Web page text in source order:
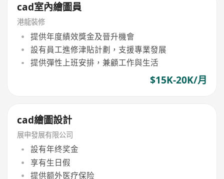
cad室內繪圖員
港龍裝修
提供年度績效獎金及晉升機會
設有員工進修津貼計劃，支援專業發展
提供彈性上班安排，兼顧工作與生活
$15K-20K/月
cad繪圖設計
展申發展有限公司
設有年终奖金
享有生日假
提供额外医疗保险